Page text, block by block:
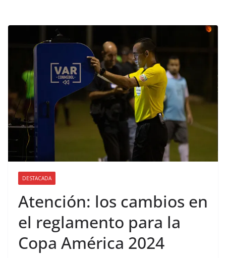
DESTACADA
Atención: los cambios en
el reglamento para la
Copa América 2024